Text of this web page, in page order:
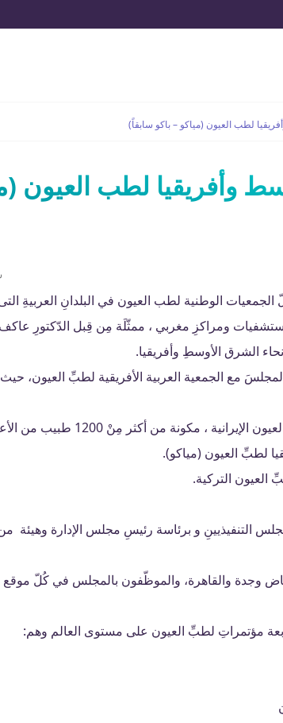
لطب العيون (مياكو – باكو سابقاً)
وأفريقيا لطب العيون
1989، بمشاركة كُلّ الجمعيات الوطنية لطب العيون في البلدانِ
ومراكزِ مغربي ، ممثّلَة مِن قِبل الدّكتورِ
الشرق الأوسطِ وأفريقيا.
المجلسَ مع الجمعية العربية الأفريقية لطبِّ
في 2005، انضمت رسمياً جمعية طب
لطبِّ العيون (مياكو).
التنفيذيينِ و برئاسة رئيسِ مجلس الإدارة وهيئة
في 3 مواقعِ بالرياض وجدة والقاهرة، والموظّفون بالمجلس في
مؤتمراتِ لطبِّ العيون على مستوى العالم وهم: